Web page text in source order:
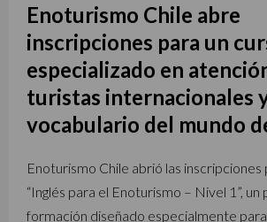
Enoturismo Chile abre
inscripciones para un
especializado en
turistas internacionales
vocabulario del mundo
Enoturismo Chile abrió las inscripciones
“Inglés para el Enoturismo – Nivel 1”, un
formación diseñado especialmente